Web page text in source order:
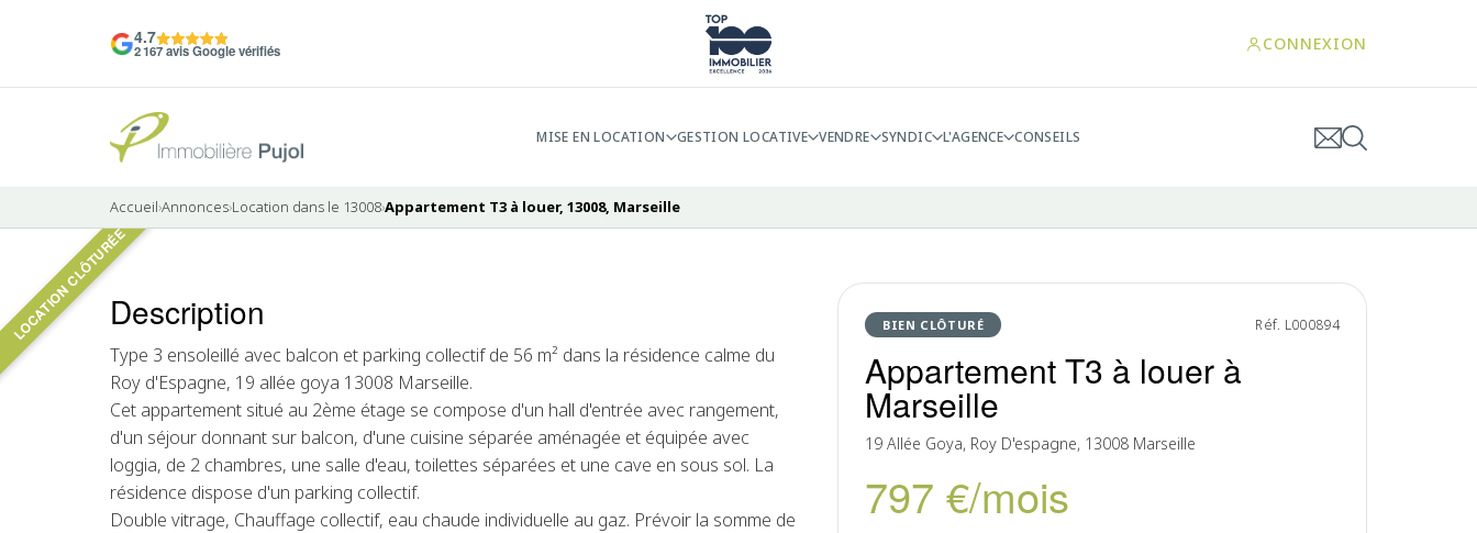
4.7
2 167 avis Google vérifiés CONNEXION
MISE EN LOCATION GESTION LOCATIVE VENDRE SYNDIC L'AGENCE CONSEILS
Accueil›Annonces›Location dans le 13008›Appartement T3 à louer, 13008, Marseille
LOCATION CLÔTURÉE BIEN CLÔTURÉ Réf. L000894
Appartement T3 à louer à
Marseille
19 Allée Goya, Roy D'espagne, 13008 Marseille
797 €/mois
LOUÉ
Description
Type 3 ensoleillé avec balcon et parking collectif de 56 m² dans la résidence calme du
Roy d'Espagne, 19 allée goya 13008 Marseille.
Cet appartement situé au 2ème étage se compose d'un hall d'entrée avec rangement,
d'un séjour donnant sur balcon, d'une cuisine séparée aménagée et équipée avec
loggia, de 2 chambres, une salle d'eau, toilettes séparées et une cave en sous sol. La
résidence dispose d'un parking collectif.
Double vitrage, Chauffage collectif, eau chaude individuelle au gaz. Prévoir la somme de